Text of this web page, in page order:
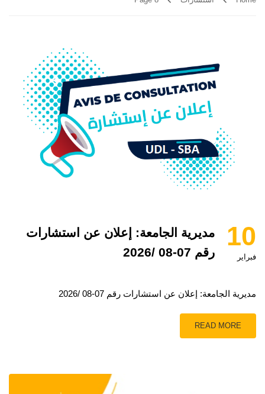
10
فبراير
مديرية الجامعة: إعلان عن استشارات
رقم 07-08 /2026
مديرية الجامعة: إعلان عن استشارات رقم 07-08 /2026
READ MORE